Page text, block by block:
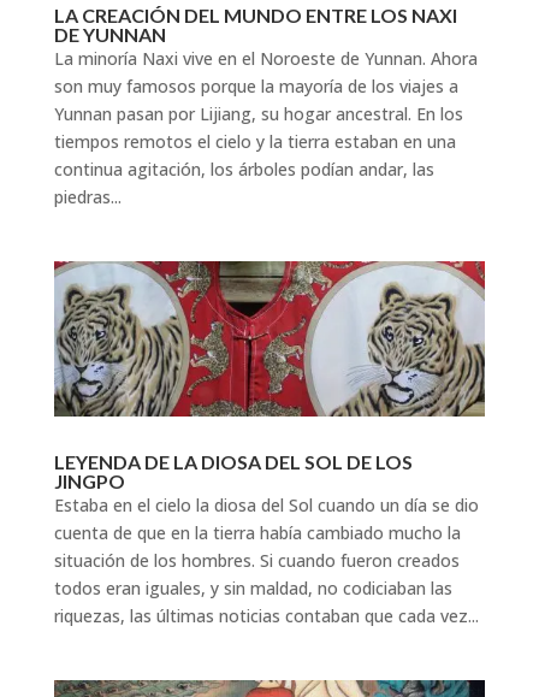
LA CREACIÓN DEL MUNDO ENTRE LOS NAXI
DE YUNNAN
La minoría Naxi vive en el Noroeste de Yunnan. Ahora
son muy famosos porque la mayoría de los viajes a
Yunnan pasan por Lijiang, su hogar ancestral. En los
tiempos remotos el cielo y la tierra estaban en una
continua agitación, los árboles podían andar, las
piedras...
LEYENDA DE LA DIOSA DEL SOL DE LOS
JINGPO
Estaba en el cielo la diosa del Sol cuando un día se dio
cuenta de que en la tierra había cambiado mucho la
situación de los hombres. Si cuando fueron creados
todos eran iguales, y sin maldad, no codiciaban las
riquezas, las últimas noticias contaban que cada vez...